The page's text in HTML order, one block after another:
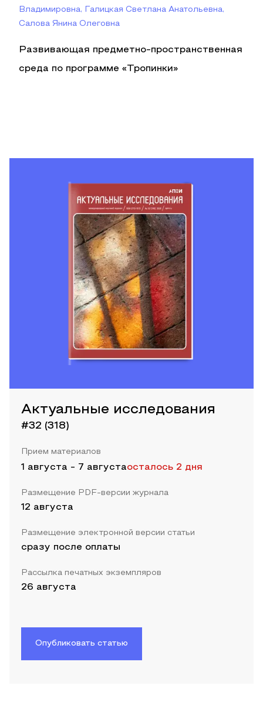
Владимировна, Галицкая Светлана Анатольевна,
Салова Янина Олеговна
Развивающая предметно-пространственная
среда по программе «Тропинки»
Актуальные исследования
#32 (318)
Прием материалов
1 августа - 7 августаосталось 2 дня
Размещение PDF-версии журнала
12 августа
Размещение электронной версии статьи
сразу после оплаты
Рассылка печатных экземпляров
26 августа
Опубликовать статью